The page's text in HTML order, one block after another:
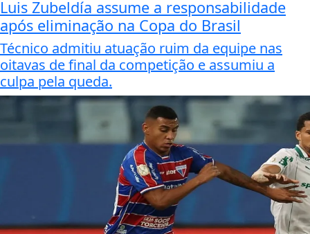
Luis Zubeldía assume a responsabilidade
após eliminação na Copa do Brasil
Técnico admitiu atuação ruim da equipe nas
oitavas de final da competição e assumiu a
culpa pela queda.